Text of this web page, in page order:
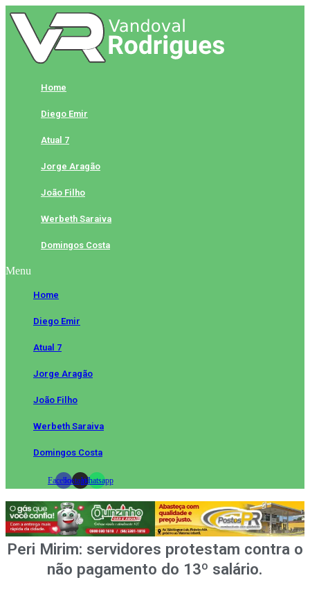
Skip
to
content
Home
Diego Emir
Atual 7
Jorge Aragão
João Filho
Werbeth Saraiva
Domingos Costa
Menu
Home
Diego Emir
Atual 7
Jorge Aragão
João Filho
Werbeth Saraiva
Domingos Costa
FacebookInstagramWhatsapp
Peri Mirim: servidores protestam contra o
não pagamento do 13º salário.